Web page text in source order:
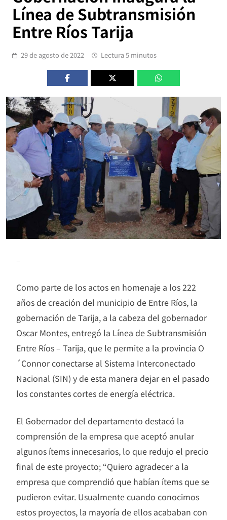
Línea de Subtransmisión
Entre Ríos Tarija
29 de agosto de 2022 Lectura 5 minutos
–
Como parte de los actos en homenaje a los 222
años de creación del municipio de Entre Ríos, la
gobernación de Tarija, a la cabeza del gobernador
Oscar Montes, entregó la Línea de Subtransmisión
Entre Ríos – Tarija, que le permite a la provincia O
´Connor conectarse al Sistema Interconectado
Nacional (SIN) y de esta manera dejar en el pasado
los constantes cortes de energía eléctrica.
El Gobernador del departamento destacó la
comprensión de la empresa que aceptó anular
algunos ítems innecesarios, lo que redujo el precio
final de este proyecto; “Quiero agradecer a la
empresa que comprendió que habían ítems que se
pudieron evitar. Usualmente cuando conocimos
estos proyectos, la mayoría de ellos acababan con